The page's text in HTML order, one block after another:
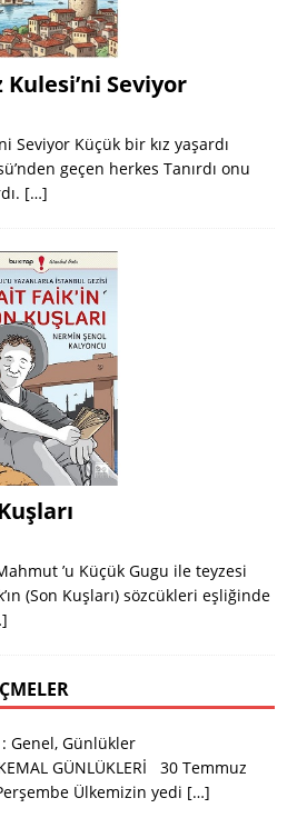
Kulesi’ni Seviyor
Seviyor Küçük bir kız yaşardı
geçen herkes Tanırdı onu
[…]
’u Küçük Gugu ile teyzesi
(Son Kuşları) sözcükleri eşliğinde
Genel, Günlükler
GÜNLÜKLERİ 30 Temmuz
Ülkemizin yedi […]